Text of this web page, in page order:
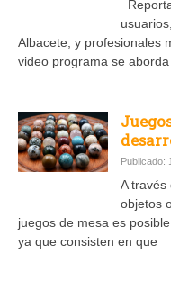
Albacete, y profesionales
video programa se
Publicado:
A través
objetos
juegos de mesa es
ya que consisten en que